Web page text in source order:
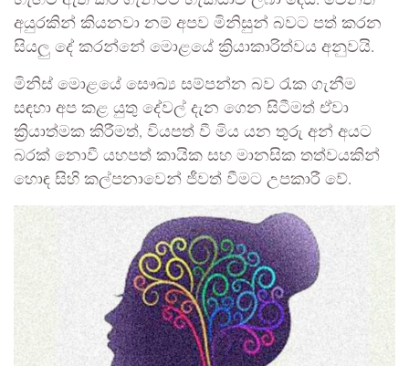
අයුරකින් කියනවා නම් අපව මිනිසුන් බවට පත් කරන
සියලු දේ කරන්නේ මොළයේ ක්‍රියාකාරිත්වය අනුවයි.
මිනිස් මොළයේ සෞඛ්‍ය සම්පන්න බව රැක ගැනීම
සඳහා අප කළ යුතු දේවල් දැන ගෙන සිටීමත් ඒවා
ක්‍රියාත්මක කිරීමත්, වියපත් වී මිය යන තුරු අන් අයට
බරක් නොවී යහපත් කායික සහ මානසික තත්වයකින්
හොඳ සිහි කල්පනාවෙන් ජීවත් වීමට උපකාරී වේ.